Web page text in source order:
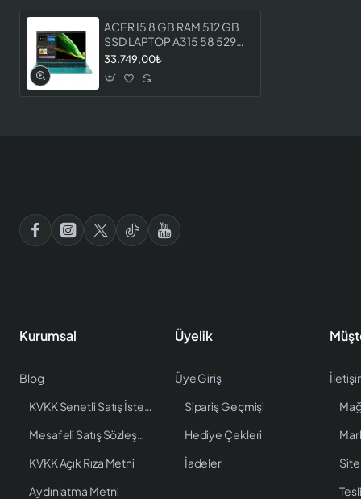
ACER I5 8 GB RAM 512 GB
SSD LAPTOP A315 58 5294
NX.ADGEY.002
33.749,00₺
Kurumsal
Blog
KVKK Senetli Satış İstenen Bilgiler
Mesafeli Satış Sözleşmesi
KVKK Açık Rıza Metni
Aydınlatma Metni
Üyelik
Üye Giriş
Sipariş Geçmişi
Hediye Çekleri
İadeler
Site